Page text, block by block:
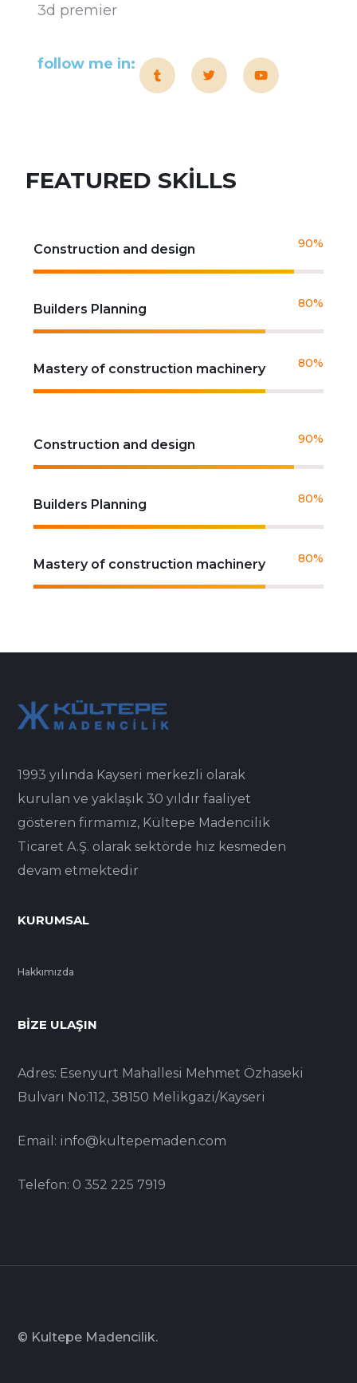
3d premier
follow me in:
FEATURED SKILLS
Construction and design 90%
Builders Planning 80%
Mastery of construction machinery 80%
Construction and design 90%
Builders Planning 80%
Mastery of construction machinery 80%
1993 yılında Kayseri merkezli olarak
kurulan ve yaklaşık 30 yıldır faaliyet
gösteren firmamız, Kültepe Madencilik
Ticaret A.Ş. olarak sektörde hız kesmeden
devam etmektedir
KURUMSAL
Hakkımızda
BIZE ULAŞIN
Adres: Esenyurt Mahallesi Mehmet Özhaseki
Bulvarı No:112, 38150 Melikgazi/Kayseri
Email: info@kultepemaden.com
Telefon: 0 352 225 7919
© Kultepe Madencilik.